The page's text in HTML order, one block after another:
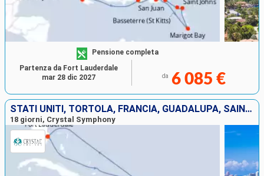
Pensione completa
da 6 085 €
Partenza da Fort Lauderdale
mar 28 dic 2027
STATI UNITI, TORTOLA, FRANCIA, GUADALUPA, SAINT-VINCENT E LE GRENADINE, SANTA LUCIA, MARTINICA, PORTORICO, JOST VAN DYKE, ANTIGUA E BARBUDA, SAINT THOMAS
18 giorni, Crystal Symphony